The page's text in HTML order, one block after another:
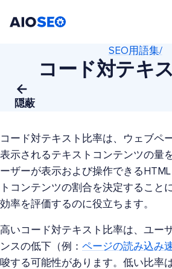
隠蔽
SEO用語集/
コード対テキ
コード対テキスト比率は、ウェブペ
表示されるテキストコンテンツの量
ーザーが表示および操作できる
トコンテンツの割合を決定すること
効率を評価するのに役立ちます。
高いコード対テキスト比率は、ユー
ンスの低下（例： ページの読み込み
唆する可能性があります。低い比率